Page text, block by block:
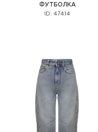
ФУТБОЛКА
ID: 47414